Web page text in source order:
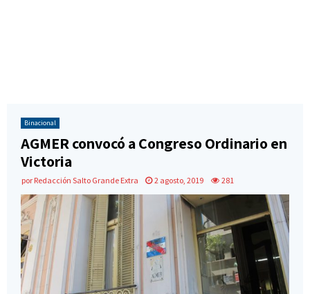
Binacional
AGMER convocó a Congreso Ordinario en
Victoria
por Redacción Salto Grande Extra 2 agosto, 2019 281